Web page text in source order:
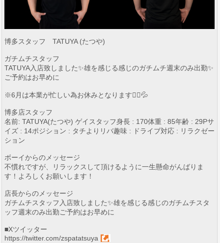
博多スタッフ TATUYA (たつや)
ガチムチスタッフ
TATUYA入店致しました✨雄を感じる感じのガチムチ週末のみ出勤✨
ご予約はお早めに
※6月は本業が忙しい為お休みとなります🙇‍♂️💦
博多店スタッフ
名前: TATUYA(たつや) ゲイスタッフ身長 : 170体重 : 85年齢 : 29Pサ
イズ : 14ポジション : タチよりリバ趣味 : ドライブ対応 : リラクゼー
ション
ボーイからのメッセージ
不慣れですが、リラックスして頂けるように一生懸命がんばりま
す！よろしくお願いします！
店長からのメッセージ
ガチムチスタッフ入店致しました✨雄を感じる感じのガチムチスタ
ッフ週末のみ出勤ご予約はお早めに
■Xツイッター
https://twitter.com/zspatatsuya